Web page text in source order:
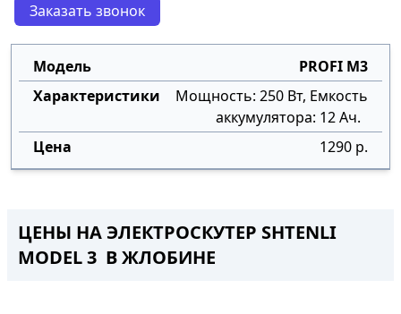
Заказать звонок
PROFI M3
Мощность: 250 Вт, Емкость
аккумулятора: 12 Ач.
1290 р.
ЦЕНЫ НА ЭЛЕКТРОСКУТЕР SHTENLI
MODEL 3 В ЖЛОБИНЕ